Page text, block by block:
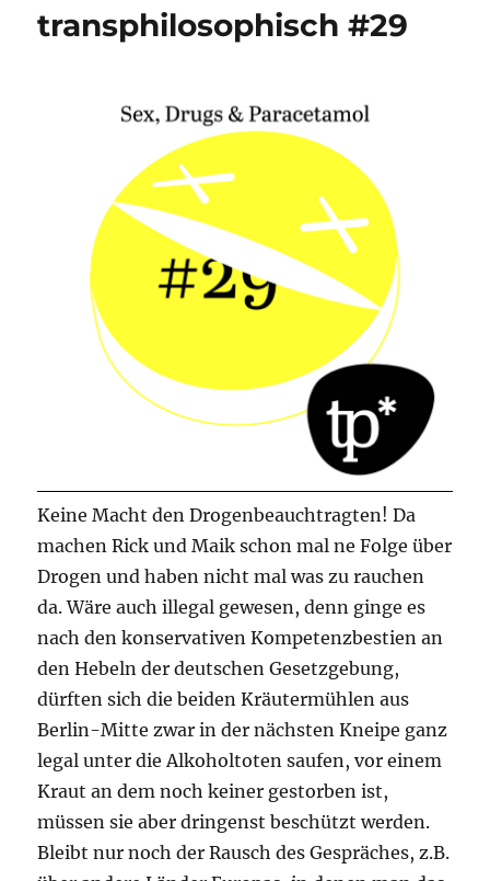
transphilosophisch #29
Keine Macht den Drogenbeauchtragten! Da
machen Rick und Maik schon mal ne Folge über
Drogen und haben nicht mal was zu rauchen
da. Wäre auch illegal gewesen, denn ginge es
nach den konservativen Kompetenzbestien an
den Hebeln der deutschen Gesetzgebung,
dürften sich die beiden Kräutermühlen aus
Berlin-Mitte zwar in der nächsten Kneipe ganz
legal unter die Alkoholtoten saufen, vor einem
Kraut an dem noch keiner gestorben ist,
müssen sie aber dringenst beschützt werden.
Bleibt nur noch der Rausch des Gespräches, z.B.